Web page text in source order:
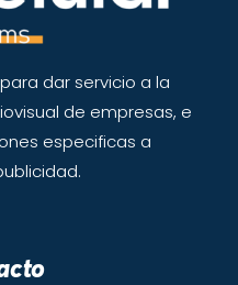
dar servicio a la
de empresas, e
especificas a